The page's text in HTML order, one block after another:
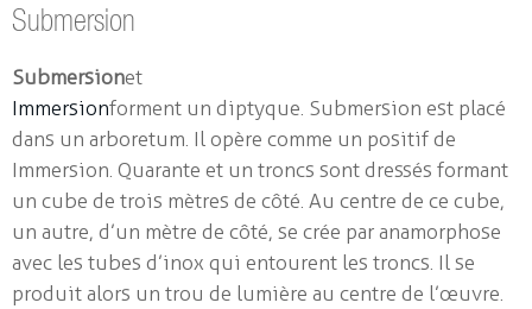
Submersion
Submersionet
Immersionforment un diptyque. Submersion est placé
dans un arboretum. Il opère comme un positif de
Immersion. Quarante et un troncs sont dressés formant
un cube de trois mètres de côté. Au centre de ce cube,
un autre, d’un mètre de côté, se crée par anamorphose
avec les tubes d’inox qui entourent les troncs. Il se
produit alors un trou de lumière au centre de l’œuvre.